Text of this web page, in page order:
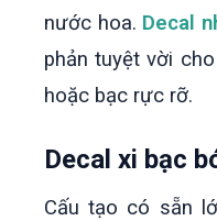
nước hoa. Decal
phản tuyệt vời
hoặc bạc rực rỡ.
Decal xi bạc
Cấu tạo có sẵn